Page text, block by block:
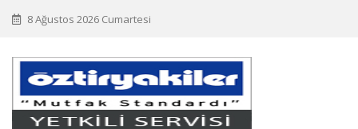
8 Ağustos 2026 Cumartesi